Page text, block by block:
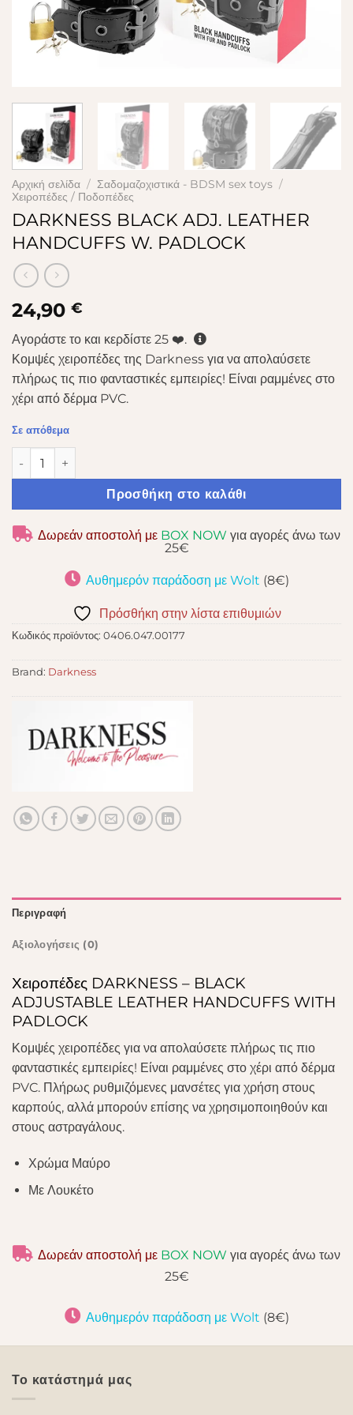
Αρχική σελίδα / Σαδομαζοχιστικά - BDSM sex toys /
Χειροπέδες / Ποδοπέδες
DARKNESS BLACK ADJ. LEATHER
HANDCUFFS W. PADLOCK
24,90 €
Αγοράστε το και κερδίστε 25 ❤️.
Κομψές χειροπέδες της Darkness για να απολαύσετε
πλήρως τις πιο φανταστικές εμπειρίες! Είναι ραμμένες στο
χέρι από δέρμα PVC.
Σε απόθεμα
DARKNESS BLACK ADJ. LEATHER HANDCUFFS W.
Προσθήκη στο καλάθι
Δωρεάν αποστολή με BOX NOW για αγορές άνω των
25€
Αυθημερόν παράδοση με Wolt (8€)
Πρόσθήκη στην λίστα επιθυμιών
Κωδικός προϊόντος: 0406.047.00177
Brand: Darkness
Περιγραφή
Αξιολογήσεις (0)
Χειροπέδες DARKNESS – BLACK
ADJUSTABLE LEATHER HANDCUFFS WITH
PADLOCK
Κομψές χειροπέδες για να απολαύσετε πλήρως τις πιο
φανταστικές εμπειρίες! Είναι ραμμένες στο χέρι από δέρμα
PVC. Πλήρως ρυθμιζόμενες μανσέτες για χρήση στους
καρπούς, αλλά μπορούν επίσης να χρησιμοποιηθούν και
στους αστραγάλους.
Χρώμα Μαύρο
Με Λουκέτο
Δωρεάν αποστολή με BOX NOW για αγορές άνω των
25€
Αυθημερόν παράδοση με Wolt (8€)
Το κατάστημά μας